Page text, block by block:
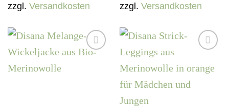
zzgl. Versandkosten zzgl. Versandkosten
Wunschliste
Wunschliste